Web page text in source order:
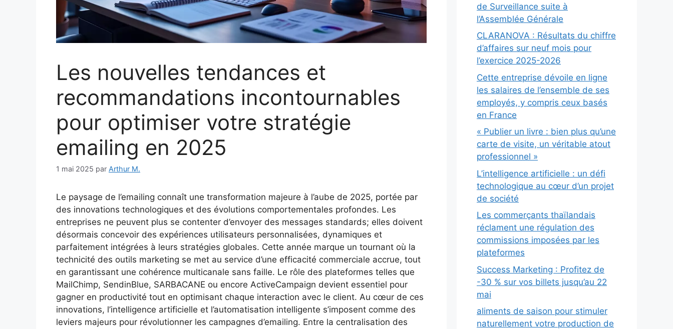
Les nouvelles tendances et
recommandations incontournables
pour optimiser votre stratégie
emailing en 2025
1 mai 2025 par Arthur M.
Le paysage de l’emailing connaît une transformation majeure à l’aube de 2025, portée par
des innovations technologiques et des évolutions comportementales profondes. Les
entreprises ne peuvent plus se contenter d’envoyer des messages standards; elles doivent
désormais concevoir des expériences utilisateurs personnalisées, dynamiques et
parfaitement intégrées à leurs stratégies globales. Cette année marque un tournant où la
technicité des outils marketing se met au service d’une efficacité commerciale accrue, tout
en garantissant une cohérence multicanale sans faille. Le rôle des plateformes telles que
MailChimp, SendinBlue, SARBACANE ou encore ActiveCampaign devient essentiel pour
gagner en productivité tout en optimisant chaque interaction avec le client. Au cœur de ces
innovations, l’intelligence artificielle et l’automatisation intelligente s’imposent comme des
leviers majeurs pour révolutionner les campagnes d’emailing. Entre la centralisation des
de Surveillance suite à
l’Assemblée Générale
CLARANOVA : Résultats du chiffre
d’affaires sur neuf mois pour
l’exercice 2025-2026
Cette entreprise dévoile en ligne
les salaires de l’ensemble de ses
employés, y compris ceux basés
en France
« Publier un livre : bien plus qu’une
carte de visite, un véritable atout
professionnel »
L’intelligence artificielle : un défi
technologique au cœur d’un projet
de société
Les commerçants thaïlandais
réclament une régulation des
commissions imposées par les
plateformes
Success Marketing : Profitez de
-30 % sur vos billets jusqu’au 22
mai
aliments de saison pour stimuler
naturellement votre production de